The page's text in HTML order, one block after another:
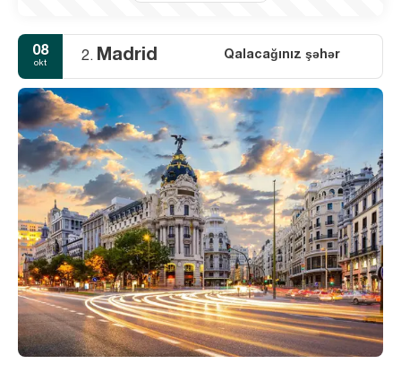
08
okt 2. Madrid Qalacağınız şəhər